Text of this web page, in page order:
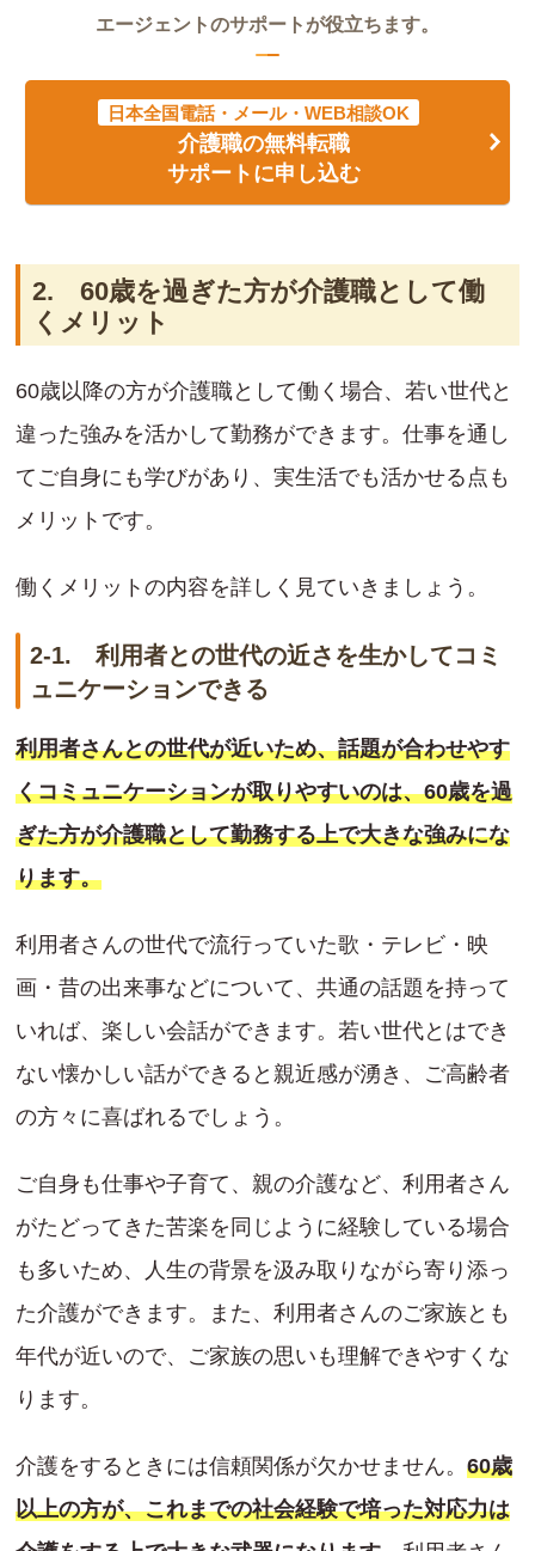
エージェントのサポートが役立ちます。
日本全国電話・メール・WEB相談OK
介護職の無料転職
サポートに申し込む
2. 60歳を過ぎた方が介護職として働
くメリット
60歳以降の方が介護職として働く場合、若い世代と
違った強みを活かして勤務ができます。仕事を通し
てご自身にも学びがあり、実生活でも活かせる点も
メリットです。
働くメリットの内容を詳しく見ていきましょう。
2-1. 利用者との世代の近さを生かしてコミ
ュニケーションできる
利用者さんとの世代が近いため、話題が合わせやす
くコミュニケーションが取りやすいのは、60歳を過
ぎた方が介護職として勤務する上で大きな強みにな
ります。
利用者さんの世代で流行っていた歌・テレビ・映
画・昔の出来事などについて、共通の話題を持って
いれば、楽しい会話ができます。若い世代とはでき
ない懐かしい話ができると親近感が湧き、ご高齢者
の方々に喜ばれるでしょう。
ご自身も仕事や子育て、親の介護など、利用者さん
がたどってきた苦楽を同じように経験している場合
も多いため、人生の背景を汲み取りながら寄り添っ
た介護ができます。また、利用者さんのご家族とも
年代が近いので、ご家族の思いも理解できやすくな
ります。
介護をするときには信頼関係が欠かせません。 60歳
以上の方が、これまでの社会経験で培った対応力は